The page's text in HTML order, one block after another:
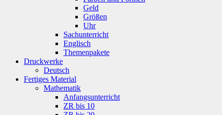
Geld
Größen
Uhr
Sachunterricht
Englisch
Themenpakete
Druckwerke
Deutsch
Fertiges Material
Mathematik
Anfangsunterricht
ZR bis 10